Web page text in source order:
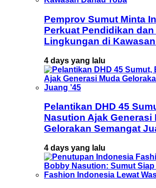
Pemprov Sumut Minta
Perkuat Pendidikan
Lingkungan di
4 days yang lalu
Pelantikan DHD 45
Nasution Ajak Generasi
Gelorakan Semangat
4 days yang lalu